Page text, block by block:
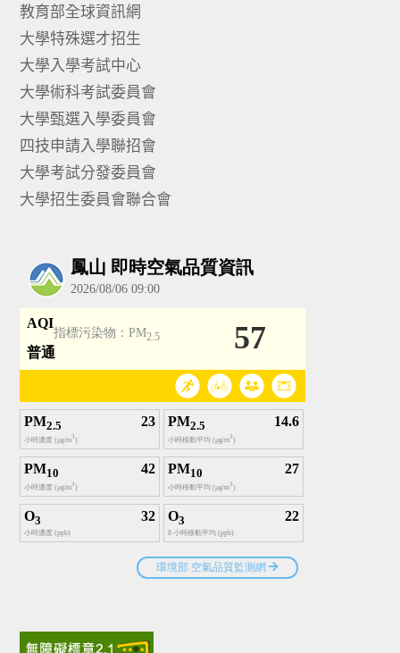
教育部全球資訊網
大學特殊選才招生
大學入學考試中心
大學術科考試委員會
大學甄選入學委員會
四技申請入學聯招會
大學考試分發委員會
大學招生委員會聯合會